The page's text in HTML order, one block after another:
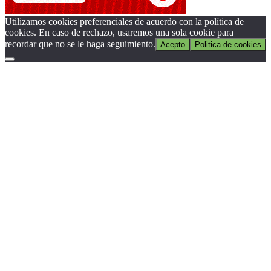
Utilizamos cookies preferenciales de acuerdo con la política de
cookies. En caso de rechazo, usaremos una sola cookie para
recordar que no se le haga seguimiento. Acepto Politica de cookies